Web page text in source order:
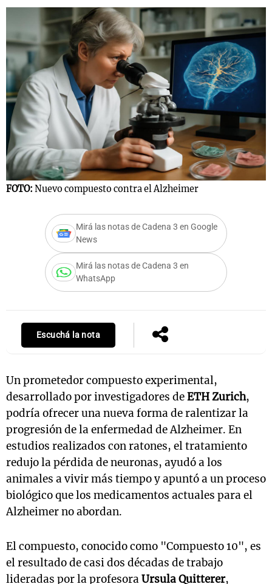
FOTO: Nuevo compuesto contra el Alzheimer
Mirá las notas de Cadena 3 en Google
News
Mirá las notas de Cadena 3 en
WhatsApp
Escuchá la nota
Un prometedor compuesto experimental,
desarrollado por investigadores deETH Zurich,
podría ofrecer una nueva forma de ralentizar la
progresión de la enfermedad de Alzheimer. En
estudios realizados con ratones, el tratamiento
redujo la pérdida de neuronas, ayudó a los
animales a vivir más tiempo y apuntó a un proceso
biológico que los medicamentos actuales para el
Alzheimer no abordan.
El compuesto, conocido como "Compuesto 10", es
el resultado de casi dos décadas de trabajo
lideradas por la profesoraUrsula Quitterer,